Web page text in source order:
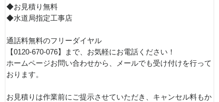
◆お見積り無料
◆水道局指定工事店
通話料無料のフリーダイヤル
【0120-670-076】まで、お気軽にお電話ください！
ホームページお問い合わせから、メールでも受け付けを行って
おります。
お見積りは作業前にご提示させていただき、キャンセル料もか